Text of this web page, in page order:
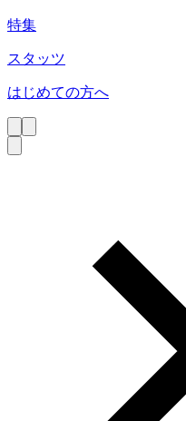
特集
スタッツ
はじめての方へ